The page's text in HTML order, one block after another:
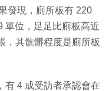
發現，廁所板有 220
單位，足足比廁板高近
，其骯髒程度是廁所板
有 4 成受訪者承認會在